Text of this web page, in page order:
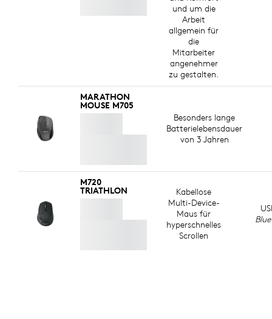
und um die
Arbeit
allgemein für
die
Mitarbeiter
angenehmer
zu gestalten.
MARATHON
MOUSE M705
Besonders lange
Batterielebensdauer
von 3 Jahren
M720
TRIATHLON
Kabellose
Multi-Device-
Maus für
hyperschnelles
Scrollen